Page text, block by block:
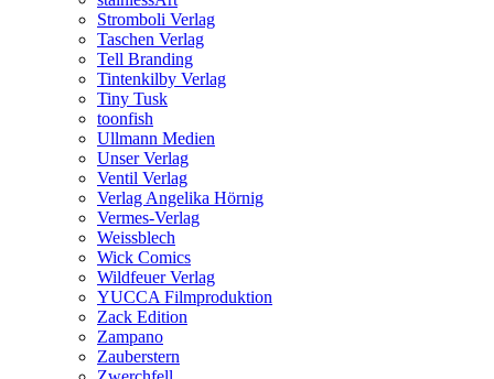
Stromboli Verlag
Taschen Verlag
Tell Branding
Tintenkilby Verlag
Tiny Tusk
toonfish
Ullmann Medien
Unser Verlag
Ventil Verlag
Verlag Angelika Hörnig
Vermes-Verlag
Weissblech
Wick Comics
Wildfeuer Verlag
YUCCA Filmproduktion
Zack Edition
Zampano
Zauberstern